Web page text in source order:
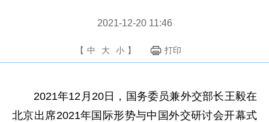
2021-12-20 11:46
【 中 大 小 】 打印
2021年12月20日，国务委员兼外交部长王毅在
北京出席2021年国际形势与中国外交研讨会开幕式